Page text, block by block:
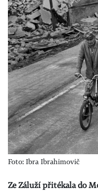
Foto: Ibra Ibrahimovič
Ze Záluží přitékala do